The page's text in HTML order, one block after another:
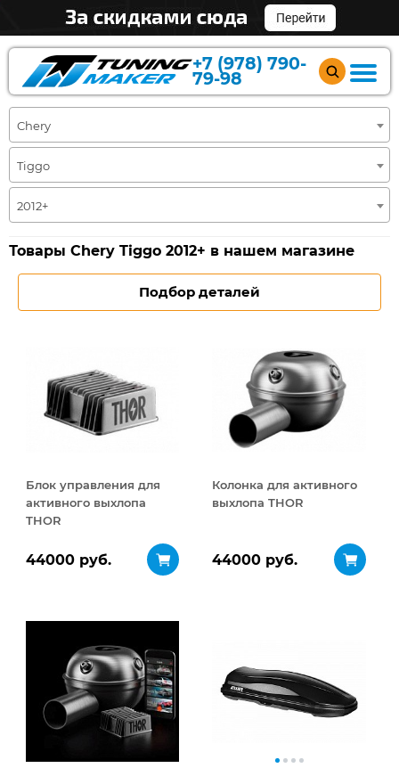
+7 (978) 790-
79-98
Chery
Tiggo
2012+
Товары Chery Tiggo 2012+ в нашем магазине
Подбор деталей
Блок управления для
активного выхлопа
THOR
44000 руб.
Колонка для активного
выхлопа THOR
44000 руб.